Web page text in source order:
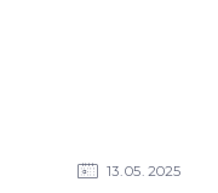
13 05 2025